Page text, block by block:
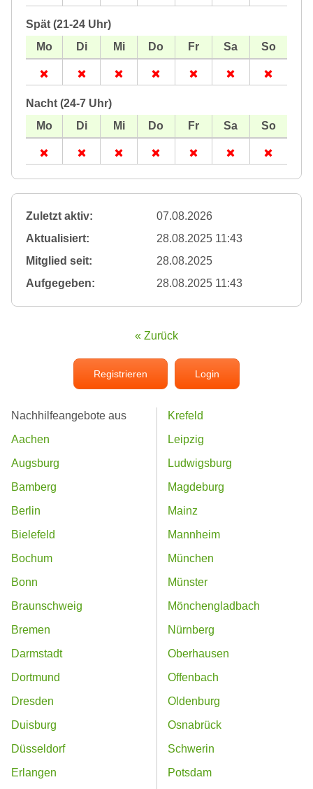
Spät (21-24 Uhr)
Nacht (24-7 Uhr)
Zuletzt aktiv:
07.08.2026
Aktualisiert:
28.08.2025 11:43
Mitglied seit:
28.08.2025
Aufgegeben:
28.08.2025 11:43
« Zurück
Registrieren Login
Nachhilfeangebote aus
Aachen
Augsburg
Bamberg
Berlin
Bielefeld
Bochum
Bonn
Braunschweig
Bremen
Darmstadt
Dortmund
Dresden
Duisburg
Düsseldorf
Erlangen
Krefeld
Leipzig
Ludwigsburg
Magdeburg
Mainz
Mannheim
München
Münster
Mönchengladbach
Nürnberg
Oberhausen
Offenbach
Oldenburg
Osnabrück
Schwerin
Potsdam